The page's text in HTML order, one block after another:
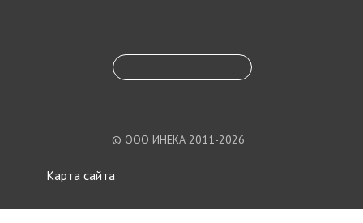
© ООО ИНЕКА 2011-2026
Карта сайта